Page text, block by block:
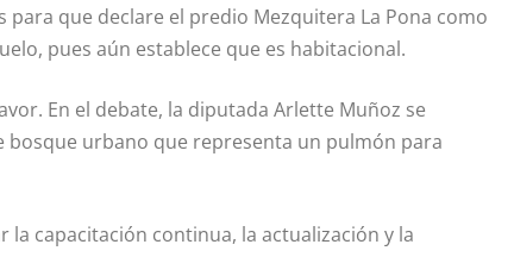
que declare el predio Mezquitera La Pona como
pues aún establece que es habitacional.
En el debate, la diputada Arlette Muñoz se
urbano que representa un pulmón para
capacitación continua, la actualización y la